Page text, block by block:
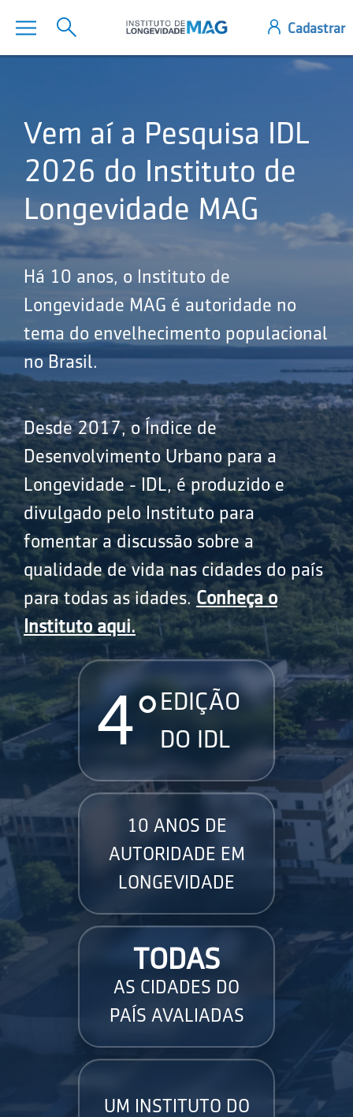
Vem aí a Pesquisa IDL
2026 do Instituto de
Longevidade MAG
Há 10 anos, o Instituto de
Longevidade MAG é autoridade no
tema do envelhecimento populacional
no Brasil.
Desde 2017, o Índice de
Desenvolvimento Urbano para a
Longevidade - IDL, é produzido e
divulgado pelo Instituto para
fomentar a discussão sobre a
qualidade de vida nas cidades do país
para todas as idades.Conheça o
Instituto aqui.
4° EDIÇÃO
DO IDL
10 ANOS DE
AUTORIDADE EM
LONGEVIDADE
TODAS
AS CIDADES DO
PAÍS AVALIADAS
UM INSTITUTO DO